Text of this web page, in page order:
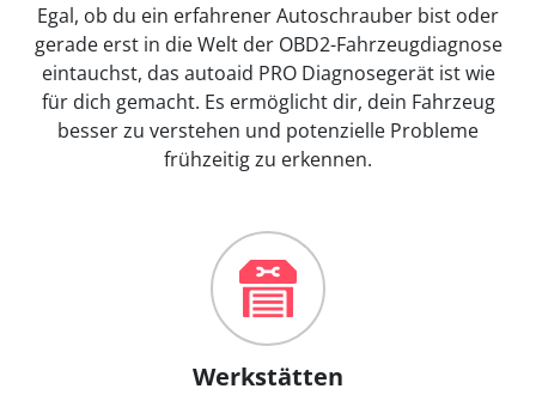
Egal, ob du ein erfahrener Autoschrauber bist oder
gerade erst in die Welt der OBD2-Fahrzeugdiagnose
eintauchst, das autoaid PRO Diagnosegerät ist wie
für dich gemacht. Es ermöglicht dir, dein Fahrzeug
besser zu verstehen und potenzielle Probleme
frühzeitig zu erkennen.
Werkstätten